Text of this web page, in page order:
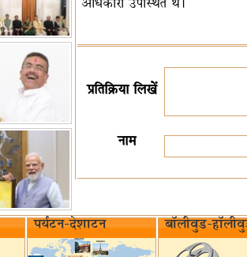
अधिकारी उपस्थित थे।
प्रतिक्रिया लिखें
नाम
पर्यटन-देशाटन बॉलीवुड-